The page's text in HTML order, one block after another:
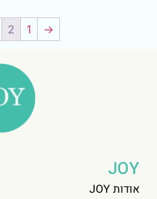
→
1
2
JOY
אודות JOY